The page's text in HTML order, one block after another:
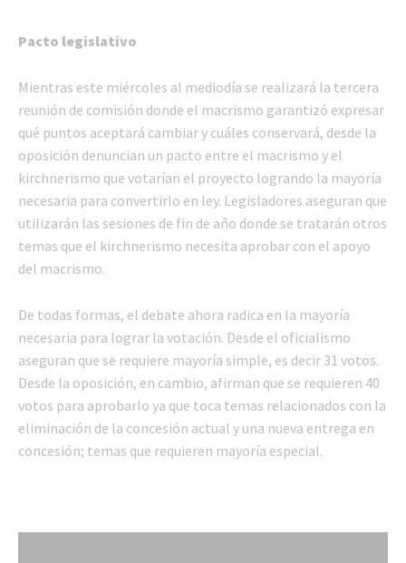
Pacto legislativo
Mientras este miércoles al mediodía se realizará la tercera
reunión de comisión donde el macrismo garantizó expresar
qué puntos aceptará cambiar y cuáles conservará, desde la
oposición denuncian un pacto entre el macrismo y el
kirchnerismo que votarían el proyecto logrando la mayoría
necesaria para convertirlo en ley. Legisladores aseguran que
utilizarán las sesiones de fin de año donde se tratarán otros
temas que el kirchnerismo necesita aprobar con el apoyo
del macrismo.
De todas formas, el debate ahora radica en la mayoría
necesaria para lograr la votación. Desde el oficialismo
aseguran que se requiere mayoría simple, es decir 31 votos.
Desde la oposición, en cambio, afirman que se requieren 40
votos para aprobarlo ya que toca temas relacionados con la
eliminación de la concesión actual y una nueva entrega en
concesión; temas que requieren mayoría especial.